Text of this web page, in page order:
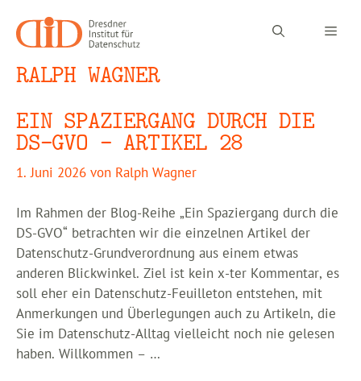
Inhalt
springen
RALPH WAGNER
EIN SPAZIERGANG DURCH DIE
DS-GVO – ARTIKEL 28
1. Juni 2026 von Ralph Wagner
Im Rahmen der Blog-Reihe „Ein Spaziergang durch die
DS-GVO“ betrachten wir die einzelnen Artikel der
Datenschutz-Grundverordnung aus einem etwas
anderen Blickwinkel. Ziel ist kein x-ter Kommentar, es
soll eher ein Datenschutz-Feuilleton entstehen, mit
Anmerkungen und Überlegungen auch zu Artikeln, die
Sie im Datenschutz-Alltag vielleicht noch nie gelesen
haben. Willkommen – …